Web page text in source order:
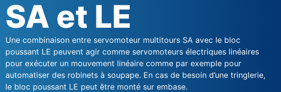
SA et LE
Une combinaison entre servomoteur multitours SA avec le bloc
poussant LE peuvent agir comme servomoteurs électriques linéaires
pour exécuter un mouvement linéaire comme par exemple pour
automatiser des robinets à soupape. En cas de besoin d’une tringlerie,
le bloc poussant LE peut être monté sur embase.